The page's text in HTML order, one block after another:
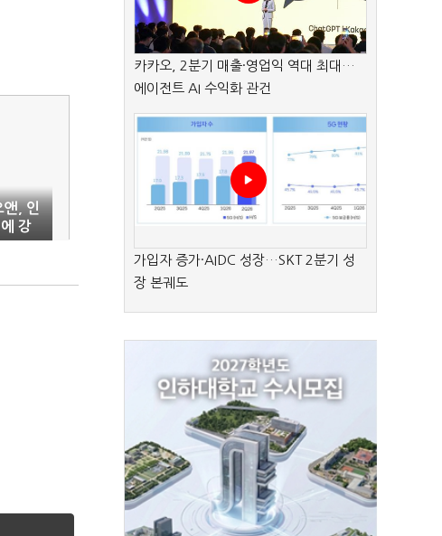
앤, 인
강
카카오, 2분기 매출·영업익 역대 최대…
에이전트 AI 수익화 관건
가입자 증가·AIDC 성장…SKT 2분기 성
장 본궤도